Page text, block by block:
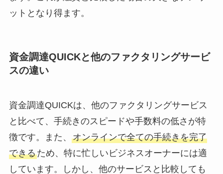
ットとなり得ます。
資金調達QUICKと他のファクタリングサービ
スの違い
資金調達QUICKは、他のファクタリングサービス
と比べて、手続きのスピードや手数料の低さが特
徴です。また、 オンラインで全ての手続きを完了
できるため、特に忙しいビジネスオーナーには適
しています。しかし、他のサービスと比較しても